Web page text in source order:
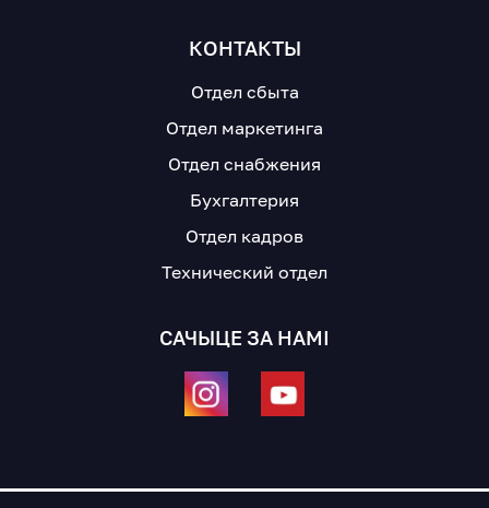
КОНТАКТЫ
Отдел сбыта
Отдел маркетинга
Отдел снабжения
Бухгалтерия
Отдел кадров
Технический отдел
САЧЫЦЕ ЗА НАМІ